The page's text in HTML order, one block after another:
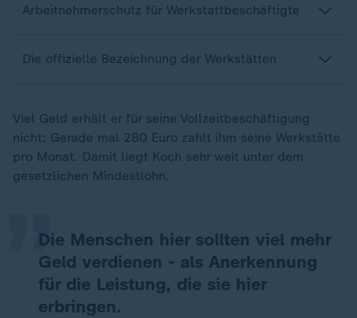
Arbeitnehmerschutz für Werkstattbeschäftigte
Die offizielle Bezeichnung der Werkstätten
Viel Geld erhält er für seine Vollzeitbeschäftigung
nicht: Gerade mal 280 Euro zahlt ihm seine Werkstätte
pro Monat. Damit liegt Koch sehr weit unter dem
gesetzlichen Mindestlohn.
Die Menschen hier sollten viel mehr
Geld verdienen - als Anerkennung
für die Leistung, die sie hier
erbringen.
„